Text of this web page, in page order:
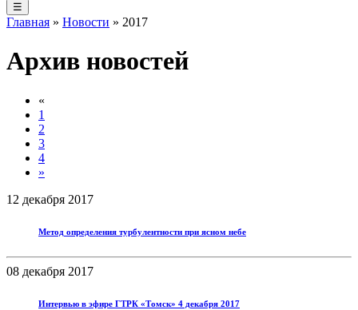
☰
Главная » Новости » 2017
Архив новостей
«
1
2
3
4
»
12 декабря 2017
Метод определения турбулентности при ясном небе
08 декабря 2017
Интервью в эфире ГТРК «Томск» 4 декабря 2017